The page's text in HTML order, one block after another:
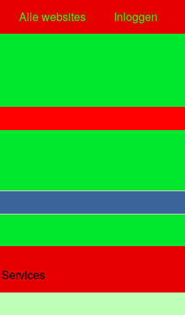
Alle websites Inloggen